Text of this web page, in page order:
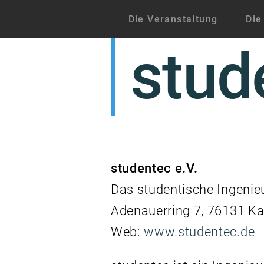
Die Veranstaltung
studentec e.V.
Das studentische
Adenauerring 7, 76131
Web:www.studentec.de